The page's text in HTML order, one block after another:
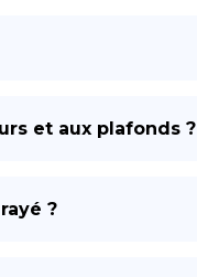
et aux plafonds ?
?